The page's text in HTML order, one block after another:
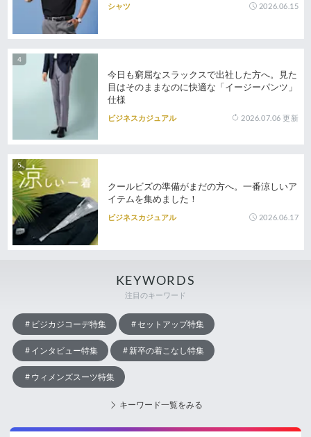
シャツ 2026.06.15
今日も窮屈なスラックスで出社した方へ。見た
目はそのままなのに快適な「イージーパンツ」
仕様
ビジネスカジュアル 2026.07.06 更新
クールビズの準備がまだの方へ。一番涼しいア
イテムを集めました！
ビジネスカジュアル 2026.06.17
KEYWORDS
注目のキーワード
ビジカジコーデ特集 セットアップ特集
インタビュー特集 新卒の着こなし特集
ウィメンズスーツ特集
キーワード一覧をみる